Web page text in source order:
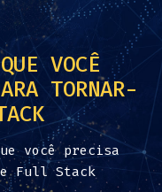
VOCÊ
TORNAR-
você precisa
Full Stack